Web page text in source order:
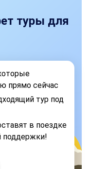
туры для
прямо сейчас
тур под
в поездке
поддержки!